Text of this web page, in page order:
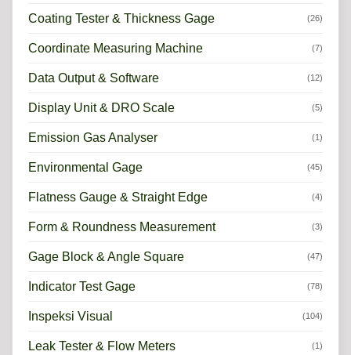
Coating Tester & Thickness Gage (26)
Coordinate Measuring Machine (7)
Data Output & Software (12)
Display Unit & DRO Scale (5)
Emission Gas Analyser (1)
Environmental Gage (45)
Flatness Gauge & Straight Edge (4)
Form & Roundness Measurement (3)
Gage Block & Angle Square (47)
Indicator Test Gage (78)
Inspeksi Visual (104)
Leak Tester & Flow Meters (1)